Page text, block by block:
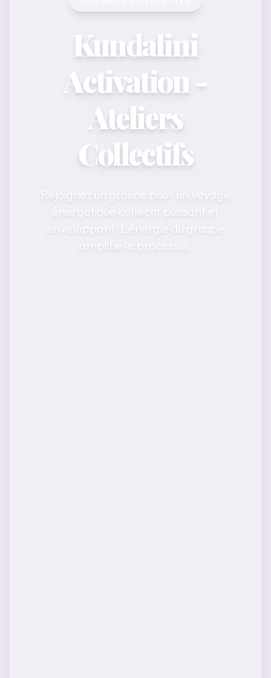
Kundalini
Activation -
Ateliers
Collectifs
Rejoignez un groupe pour un voyage
énergétique collectif puissant et
enveloppant. L'énergie du groupe
amplifie le processus.